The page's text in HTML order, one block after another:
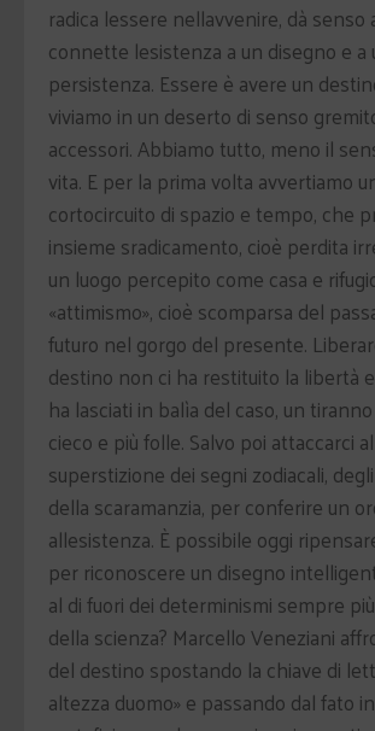
radica lessere nellavvenire, dà senso
connette lesistenza a un disegno e a
persistenza. Essere è avere un
viviamo in un deserto di senso
accessori. Abbiamo tutto, meno il
vita. E per la prima volta avvertiamo
cortocircuito di spazio e tempo, che
insieme sradicamento, cioè perdita
un luogo percepito come casa e
«attimismo», cioè scomparsa del
futuro nel gorgo del presente.
destino non ci ha restituito la libertà
ha lasciati in balìa del caso, un
cieco e più folle. Salvo poi attaccarci
superstizione dei segni zodiacali,
della scaramanzia, per conferire un
allesistenza. È possibile oggi
per riconoscere un disegno
al di fuori dei determinismi sempre
della scienza? Marcello Veneziani
del destino spostando la chiave di
altezza duomo» e passando dal fato